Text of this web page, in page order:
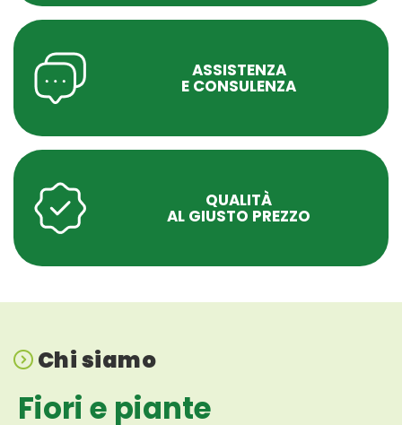
ASSISTENZA
E CONSULENZA
QUALITÀ
AL GIUSTO PREZZO
Chi siamo
Fiori e piante